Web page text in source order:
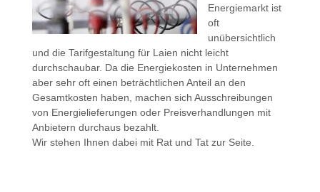
Energiemarkt ist
oft
unübersichtlich
und die Tarifgestaltung für Laien nicht leicht
durchschaubar. Da die Energiekosten in Unternehmen
aber sehr oft einen beträchtlichen Anteil an den
Gesamtkosten haben, machen sich Ausschreibungen
von Energielieferungen oder Preisverhandlungen mit
Anbietern durchaus bezahlt.
Wir stehen Ihnen dabei mit Rat und Tat zur Seite.